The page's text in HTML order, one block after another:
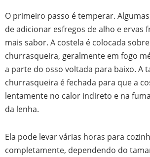
O primeiro passo é temperar.
de adicionar esfregos de alho e ervas
mais sabor. A costela é colocada
churrasqueira, geralmente em fogo
a parte do osso voltada para baixo. A
churrasqueira é fechada para que a
lentamente no calor indireto e na
da lenha.
Ela pode levar várias horas para
completamente, dependendo do